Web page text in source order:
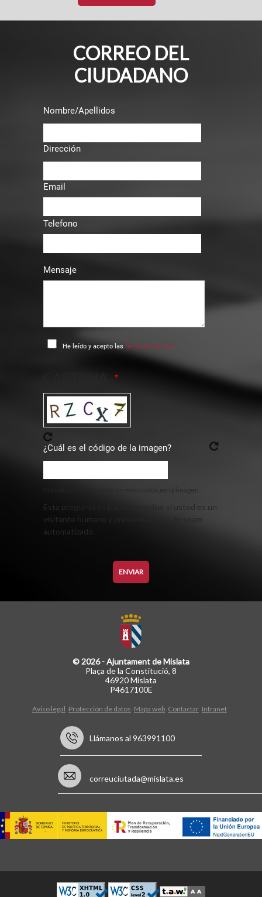
CORREO DEL
CIUDADANO
Nombre/Apellidos
Dirección
Email
Telefono
Mensaje
He leído y acepto las terms of service.
¿Cuál es el código de la imagen?
Introduzca los caracteres mostrados en la imagen.
Esta pregunta es para comprobar si usted es un
visitante humano y prevenir envíos de spam
automatizado.
© 2026 - Ajuntament de Mislata
Plaça de la Constitució, 8
46920 Mislata
P4617100E
Aviso legal Protección de datos Mapa web Contactar Intranet
Llámanos al 963991100
correuciutada@mislata.es